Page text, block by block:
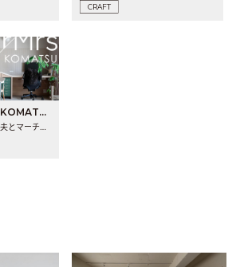
CRAFT
INDEX｜Mr.&Mrs. KOMATSU renovation diary